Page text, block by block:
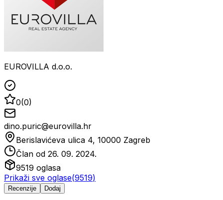
EUROVILLA d.o.o.
0(0)
dino.puric@eurovilla.hr
Berislavićeva ulica 4, 10000 Zagreb
Član od 26. 09. 2024.
9519 oglasa
Prikaži sve oglase(9519)
Recenzije Dodaj